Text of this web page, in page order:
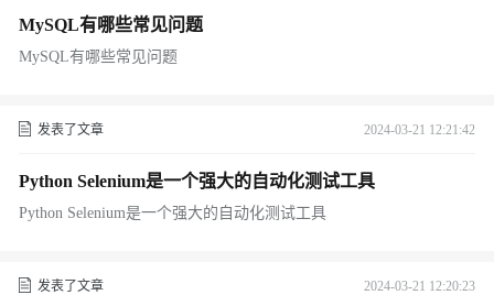
MySQL有哪些常见问题
MySQL有哪些常见问题
发表了文章 2024-03-21 12:21:42
Python Selenium是一个强大的自动化测试工具
Python Selenium是一个强大的自动化测试工具
发表了文章 2024-03-21 12:20:23